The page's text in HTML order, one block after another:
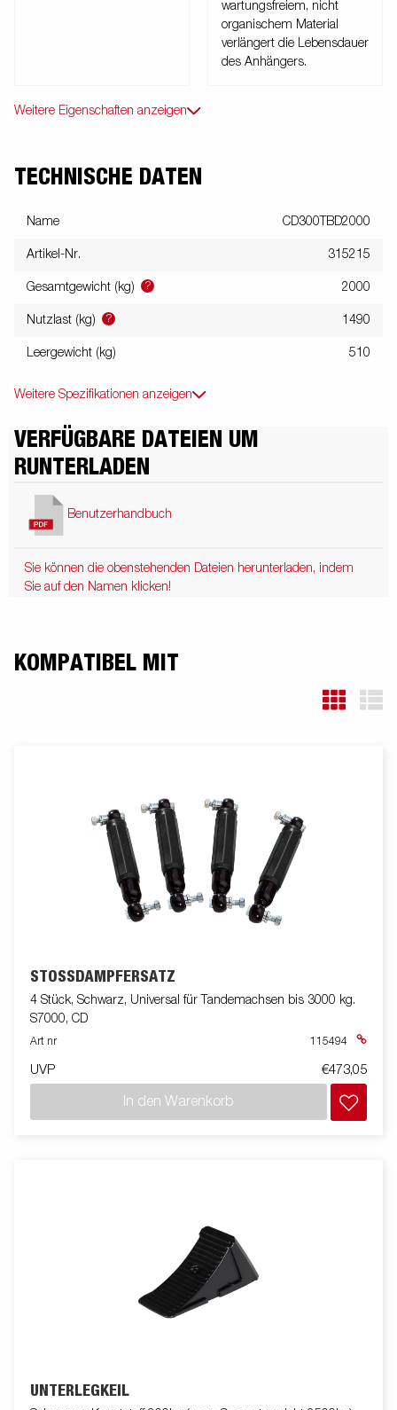
wartungsfreiem, nicht
organischem Material
verlängert die Lebensdauer
des Anhängers.
Weitere Eigenschaften anzeigen
TECHNISCHE DATEN
Name CD300TBD2000
Artikel-Nr. 315215
Gesamtgewicht (kg) ? 2000
Nutzlast (kg) ? 1490
Leergewicht (kg) 510
Weitere Spezifikationen anzeigen
VERFÜGBARE DATEIEN UM
RUNTERLADEN
Benutzerhandbuch
Sie können die obenstehenden Dateien herunterladen, indem
Sie auf den Namen klicken!
KOMPATIBEL MIT
STOSSDÄMPFERSATZ
4 Stück, Schwarz, Universal für Tandemachsen bis 3000 kg.
S7000, CD
Art nr 115494
UVP €473,05
In den Warenkorb
UNTERLEGKEIL